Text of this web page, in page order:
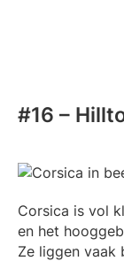
#16 –
Corsica is vol
en het
Ze liggen vaak